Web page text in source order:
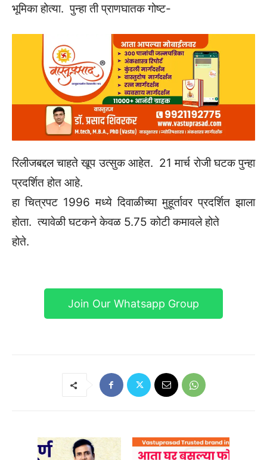
भूमिका होत्या. पुन्हा ती प्राणघातक गोष्ट-
रिलीजबद्दल चाहते खूप उत्सुक आहेत. 21 मार्च रोजी घटक पुन्हा
प्रदर्शित होत आहे.
हा चित्रपट 1996 मध्ये दिवाळीच्या मुहूर्तावर प्रदर्शित झाला
होता. त्यावेळी घटकने केवळ 5.75 कोटी कमावले होते
होते.
Join Our Whatsapp Group